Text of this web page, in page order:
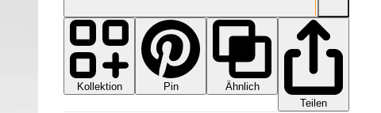
Kollektion Pin
Ähnlich
Teilen